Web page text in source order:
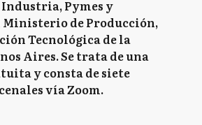
Pymes y
Ministerio de Producción,
Tecnológica de la
Aires. Se trata de una
y consta de siete
vía Zoom.